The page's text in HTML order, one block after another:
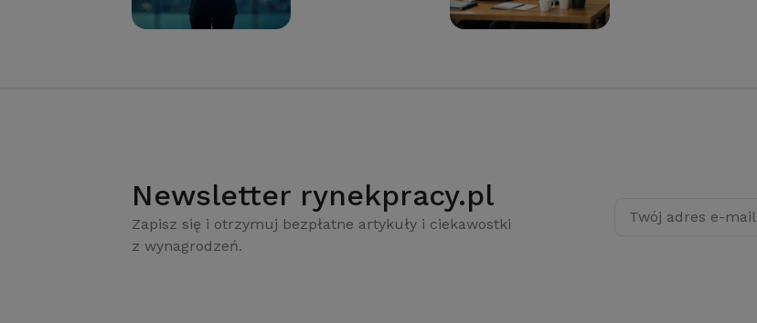
Newsletter rynekpracy.pl
Zapisz się i otrzymuj bezpłatne artykuły i ciekawostki
z wynagrodzeń.
Twój adres e-mail